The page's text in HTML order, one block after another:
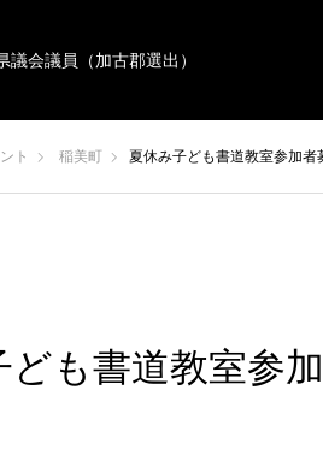
議会議員（加古郡選出）
ト 稲美町 夏休み子ども書道教室参加者
も書道教室参